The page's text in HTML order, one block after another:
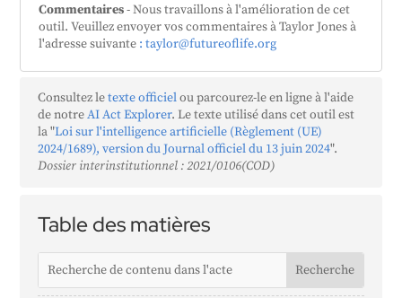
Table des matières
Commentaires- Nous travaillons à l'amélioration de cet
outil. Veuillez envoyer vos commentaires à Taylor Jones à
l'adresse suivante : taylor@futureoflife.org
Consultez letexte officielou parcourez-le en ligne à l'aide
de notreAI Act Explorer. Le texte utilisé dans cet outil est
la "Loi sur l'intelligence artificielle (Règlement (UE)
2024/1689), version du Journal officiel du 13 juin 2024".
Dossier interinstitutionnel : 2021/0106(COD)